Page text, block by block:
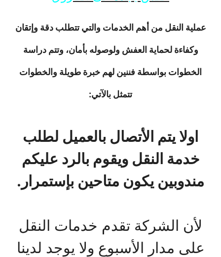
عملية النقل من أهم الخدمات والتي تتطلب دقة وإتقان
وكفاءة لحماية العفش ولوصوله بأمان، وتتم دراسة
الخطوات بواسطة فننين لهم خبرة طويلة والخطوات
تتمثل بالآتي:
اولا يتم الأتصال بالعميل لطلب
خدمة النقل ويقوم بالرد عليكم
مندوبين يكون متاحين بإستمرار.
لأن الشركة تقدم خدمات النقل
على مدار الأسبوع ولا يوجد لدينا